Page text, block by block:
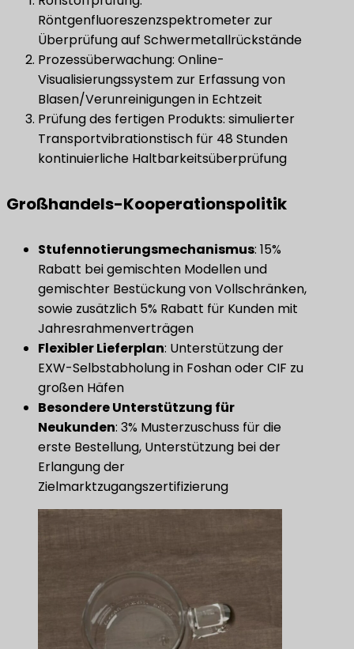
Röntgenfluoreszenzspektrometer zur
Überprüfung auf Schwermetallrückstände
Prozessüberwachung: Online-
Visualisierungssystem zur Erfassung von
Blasen/Verunreinigungen in Echtzeit
Prüfung des fertigen Produkts: simulierter
Transportvibrationstisch für 48 Stunden
kontinuierliche Haltbarkeitsüberprüfung
Großhandels-Kooperationspolitik
​Stufennotierungsmechanismus​​: 15%
Rabatt bei gemischten Modellen und
gemischter Bestückung von Vollschränken,
sowie zusätzlich 5% Rabatt für Kunden mit
Jahresrahmenverträgen
Flexibler Lieferplan​: Unterstützung der
EXW-Selbstabholung in Foshan oder CIF zu
großen Häfen
​Besondere Unterstützung für
Neukunden​​: 3% Musterzuschuss für die
erste Bestellung, Unterstützung bei der
Erlangung der
Zielmarktzugangszertifizierung